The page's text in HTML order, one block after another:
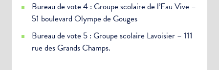
Bureau de vote 4 : Groupe scolaire de l’Eau Vive –
51 boulevard Olympe de Gouges
Bureau de vote 5 : Groupe scolaire Lavoisier – 111
rue des Grands Champs.